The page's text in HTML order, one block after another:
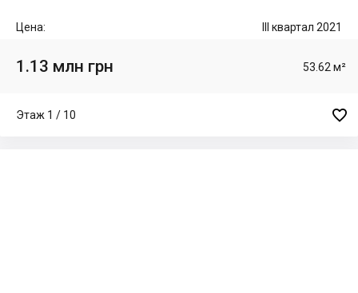
Цена: III квартал 2021
1.13 млн грн 53.62 м²
Этаж 1 / 10 